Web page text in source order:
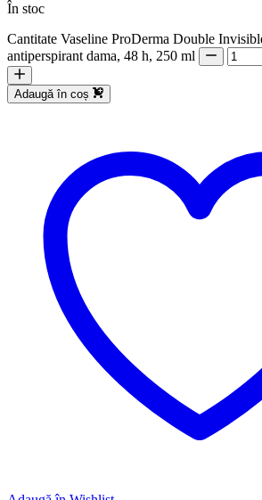
În stoc
Cantitate Vaseline ProDerma Double
antiperspirant dama, 48 h, 250 ml
Adaugă în coș